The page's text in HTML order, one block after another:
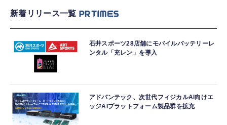
新着リリース一覧
石井スポーツ28店舗にモバイルバッテリーレ
ンタル「充レン」を導入
アドバンテック、次世代フィジカルAI向けエ
ッジAIプラットフォーム製品群を拡充